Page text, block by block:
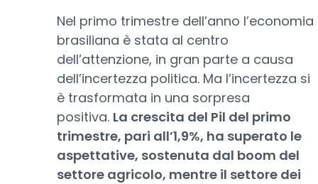
Nel primo trimestre dell’anno l’economia
brasiliana è stata al centro
dell’attenzione, in gran parte a causa
dell’incertezza politica. Ma l’incertezza si
è trasformata in una sorpresa
positiva. La crescita del Pil del primo
trimestre, pari all’1,9%, ha superato le
aspettative, sostenuta dal boom del
settore agricolo, mentre il settore dei